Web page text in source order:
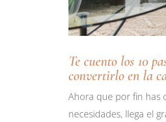
Te cuento los 10
convertirlo en la
Ahora que por fin has
necesidades, llega el